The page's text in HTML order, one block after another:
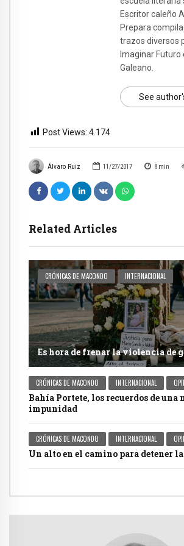
Álvaro Ruiz 11/27/2017 8 min
Related Articles
CRÓNICAS DE MACONDO INTERNACIONAL
Es hora de frenar la violencia de
CRÓNICAS DE MACONDO INTERNACIONAL
Bahía Portete, los recuerdos de una
impunidad
CRÓNICAS DE MACONDO INTERNACIONAL
Un alto en el camino para detener
Escritor caleño
Prepara
trazos diversos
Imaginar Futuro
Galeano.
See
Post Views: 4.174